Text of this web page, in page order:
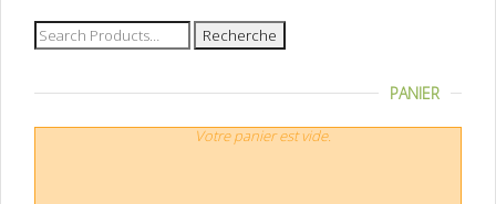
Recherche
pour :
PANIER
Votre panier est vide.